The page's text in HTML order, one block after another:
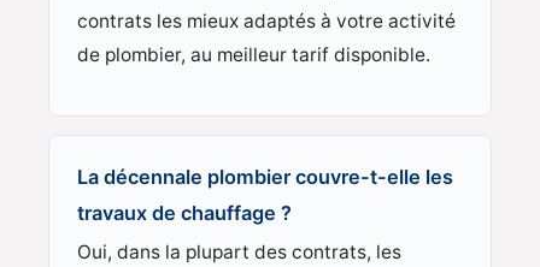
contrats les mieux adaptés à votre activité
de plombier, au meilleur tarif disponible.
La décennale plombier couvre-t-elle les
travaux de chauffage ?
Oui, dans la plupart des contrats, les